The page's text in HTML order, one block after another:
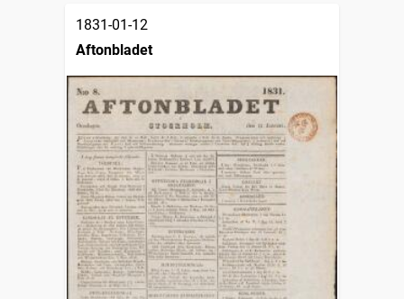
1831-01-12
Aftonbladet